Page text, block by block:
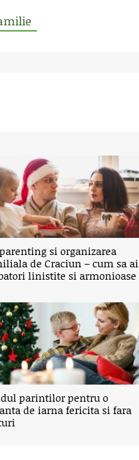
si organizarea
de Craciun – cum sa ai
linistite si armonioase
parintilor pentru o
de iarna fericita si fara